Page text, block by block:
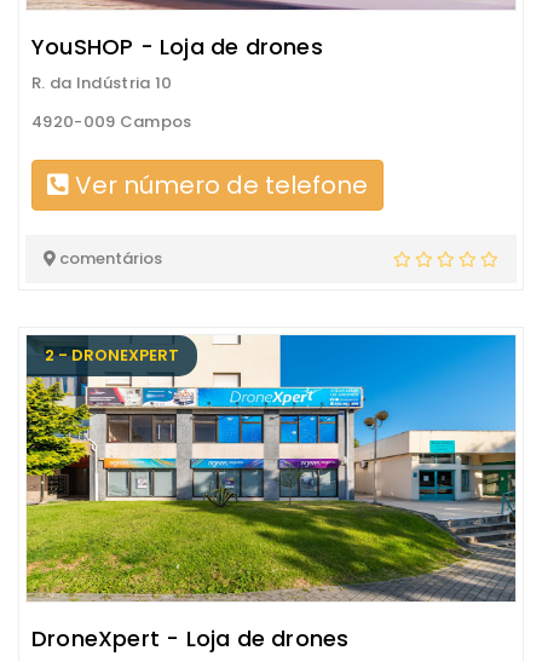
YouSHOP - Loja de drones
R. da Indústria 10
4920-009 Campos
Ver número de telefone
comentários
2 - DRONEXPERT
DroneXpert - Loja de drones